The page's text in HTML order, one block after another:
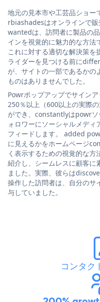
地元の見本市や工芸品ショー
rbiashadesはオンラインで販
wantedは、訪問者に製品の
インを視覚的に魅力的な方
これに対する適切な解決策
ライダーを見つける前に
が、サイトの一部であるかの
ものはありませんでした。
Powrポップアップでサイン
250％以上（600以上の実際
ができ、constantlyはpowrソ
ォロワーにソーシャルメデ
フィードします。 added
に見えるかをホームページ
く表示するための視覚的な
紹介し、シームレスに顧客に
ました。実際、彼らは
操作した訪問者は、自分のサ
与していました。
コンタ